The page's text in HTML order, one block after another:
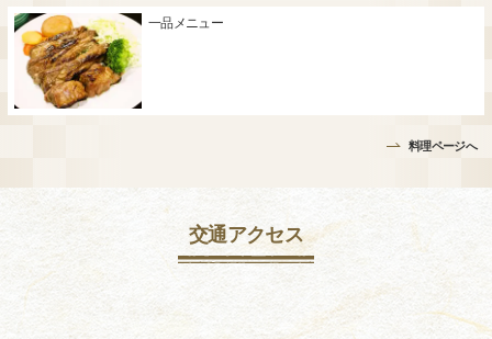
一品メニュー
料理ページへ
交通アクセス